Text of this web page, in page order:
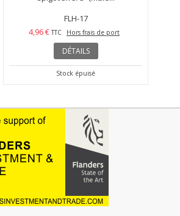
FLH-17
4,96 € TTC Hors frais de port
DÉTAILS
Stock épuisé